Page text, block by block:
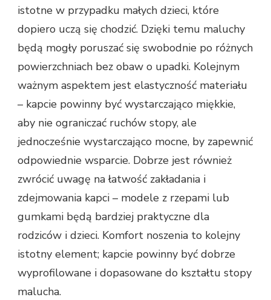
istotne w przypadku małych dzieci, które
dopiero uczą się chodzić. Dzięki temu maluchy
będą mogły poruszać się swobodnie po różnych
powierzchniach bez obaw o upadki. Kolejnym
ważnym aspektem jest elastyczność materiału
– kapcie powinny być wystarczająco miękkie,
aby nie ograniczać ruchów stopy, ale
jednocześnie wystarczająco mocne, by zapewnić
odpowiednie wsparcie. Dobrze jest również
zwrócić uwagę na łatwość zakładania i
zdejmowania kapci – modele z rzepami lub
gumkami będą bardziej praktyczne dla
rodziców i dzieci. Komfort noszenia to kolejny
istotny element; kapcie powinny być dobrze
wyprofilowane i dopasowane do kształtu stopy
malucha.